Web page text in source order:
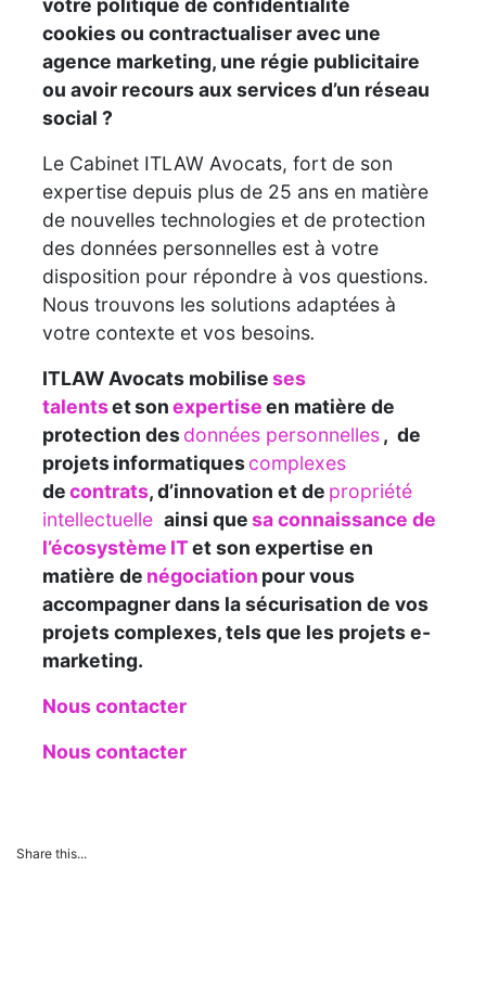
cookies ou contractualiser avec une
agence marketing, une régie publicitaire
ou avoir recours aux services d’un réseau
social ?
Le Cabinet ITLAW Avocats, fort de son
expertise depuis plus de 25 ans en matière
de nouvelles technologies et de protection
des données personnelles est à votre
disposition pour répondre à vos questions.
Nous trouvons les solutions adaptées à
votre contexte et vos besoins.
ITLAW Avocats mobiliseses
talentset sonexpertiseen matière de
protection desdonnées personnelles, de
projets informatiquescomplexes
decontrats, d’innovation et de propriété
intellectuelle ainsi quesa connaissance de
l’écosystème ITet son expertise en
matière de négociation pour vous
accompagner dans la sécurisation de vos
projets complexes, tels que les projets e-
marketing.
Nous contacter
Nous contacter
Share this...